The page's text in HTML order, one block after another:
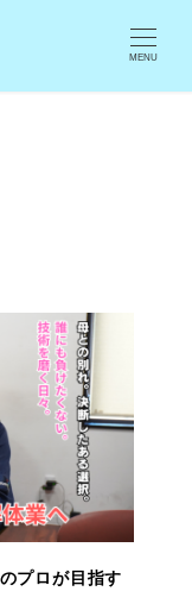
MENU
プロが目指す